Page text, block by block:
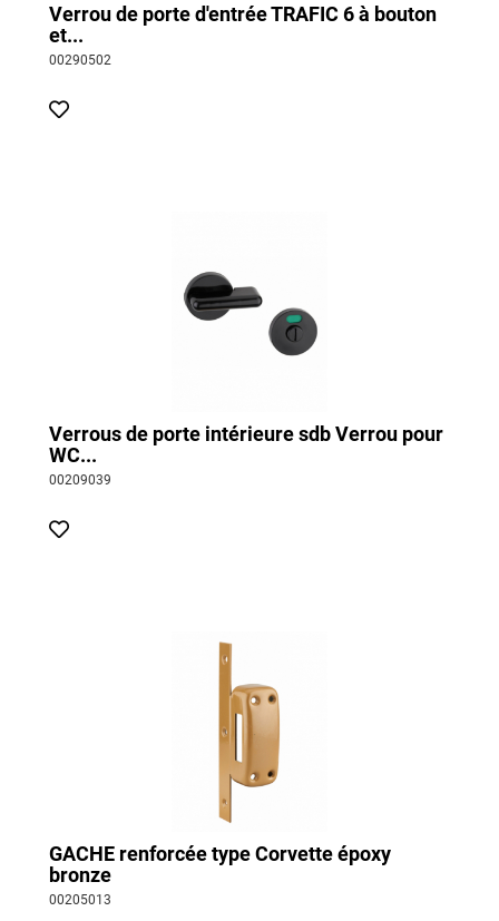
Verrou de porte d'entrée TRAFIC 6 à bouton
et...
00290502
Verrous de porte intérieure sdb Verrou pour
WC...
00209039
GACHE renforcée type Corvette époxy
bronze
00205013